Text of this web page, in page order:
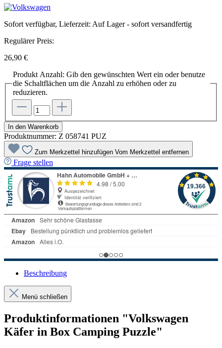
Sofort verfügbar, Lieferzeit: Auf Lager - sofort versandfertig
Regulärer Preis:
26,90 €
Produkt Anzahl: Gib den gewünschten Wert ein oder benutze
die Schaltflächen um die Anzahl zu erhöhen oder zu
reduzieren.
In den Warenkorb
Produktnummer: Z 058741 PUZ
Zum Merkzettel hinzufügen Vom Merkzettel entfernen
Frage stellen
Beschreibung
Menü schließen
Produktinformationen "Volkswagen
Käfer in Box Camping Puzzle"